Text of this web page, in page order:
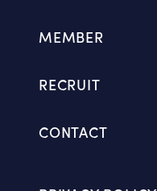
MEMBER
RECRUIT
CONTACT